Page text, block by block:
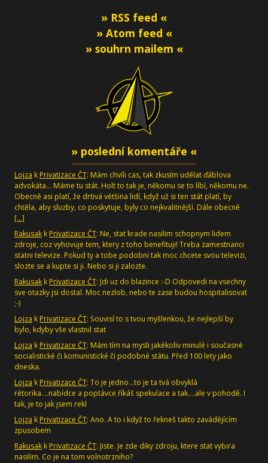
» RSS feed «
» Atom feed «
» souhrn mailem «
» poslední komentáře «
Lojza k Privatizace ČT: Mám chvíli cas, tak zkusím udělat ďáblova
advokáta... Máme tu stát. Holt to tak je, někomu se to líbí, někomu ne.
Obecně asi platí, že drtivá většina lidí, když už si ten stát platí, by
chtěla, aby sluzby, co poskytuje, byly co nejkvalitnější. Dále obecně
[…]
Rakusak k Privatizace ČT: Ne, stat krade nasilim schopnym lidem
zdroje, coz vyhovuje tem, ktery z toho benefituji! Treba zamestnanci
statni televize. Pokud ty a tobe podobni tak moc chcete svou televizi,
slozte se a kupte si ji. Nebo si ji zalozte.
Rakusak k Privatizace ČT: Jdi uz do blazince :-D Odpovedi na vsechny
sve otazky jsi dostal. Moc nezlob, nebo te zase budou hospitalisovat
;-)
Lojza k Privatizace ČT: Souvisí to s tvou myšlenkou, že nejlepší by
bylo, kdyby vše vlastnil stat
Lojza k Privatizace ČT: Mám tím na mysli jakékoliv minulé i současné
socialistické či komunistické či podobné státu. Před 100 lety jako
dneska.
Lojza k Privatizace ČT: To je jedno...to je ta tvá obvyklá
rétorika....nabídce a poptávce říkáš spekulace a tak....ale v pohodě. I
tak, je to jak jsem rekl
Lojza k Privatizace ČT: Ano. A to i když to řekneš takto zavádějícím
zpusobem
Rakusak k Privatizace ČT: Jiste. Je zde diky zdroju, ktere stat vybira
nasilim. Co je na tom volnotrzniho?